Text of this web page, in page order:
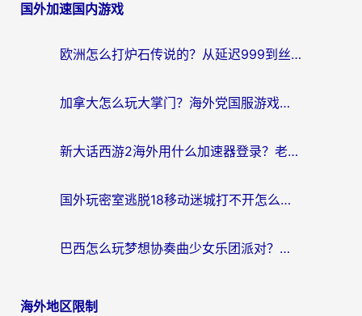
国外加速国内游戏
欧洲怎么打炉石传说的？从延迟999到丝滑上分，我找到了靠谱加速器
加拿大怎么玩大掌门？海外党国服游戏加速避坑指南（附实用工具推荐）
新大话西游2海外用什么加速器登录？老玩家亲测有效的国服游戏加速指南
国外玩密室逃脱18移动迷城打不开怎么办？海外玩家亲测有效的解决指南
巴西怎么玩梦想协奏曲少女乐团派对？海外党必看的国服游戏加速全攻略（附波兰天涯明月刀实用技巧）
海外地区限制